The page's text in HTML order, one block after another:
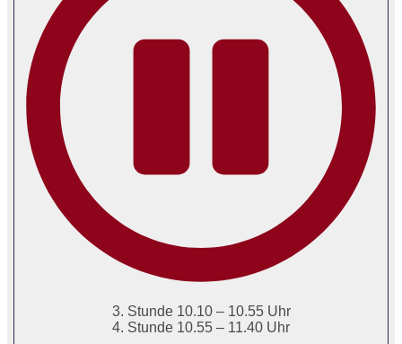
3. Stunde 10.10 – 10.55 Uhr
4. Stunde 10.55 – 11.40 Uhr